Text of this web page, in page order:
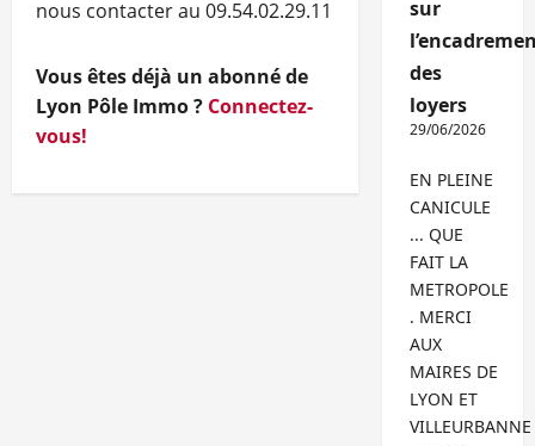
nous contacter au 09.54.02.29.11
Vous êtes déjà un abonné de
Lyon Pôle Immo ? Connectez-
vous!
sur
des
loyers
29/06/2026
EN PLEINE
CANICULE
... QUE
FAIT LA
METROPOLE
. MERCI
AUX
MAIRES DE
LYON ET
VILLEURBANNE